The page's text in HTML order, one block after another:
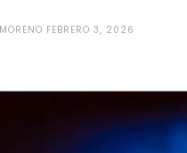
FEBRERO 3, 2026